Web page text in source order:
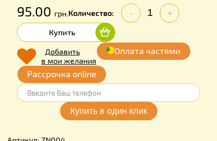
95.00 грн.Количество: - +
Купить
Добавить
в мои желания
Оплата частями
Рассрочка online